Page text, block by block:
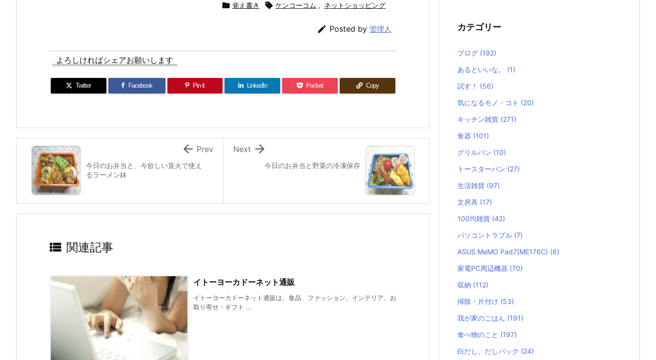
 覚え書き  ケンコーコム , ネットショッピング
 Posted by 管理人
よろしければシェアお願いします
Twitter Facebook Pin it LinkedIn Pocket Copy
今日のお弁当と野菜の冷凍保存

Next
今日のお弁当と、今欲しい直火で使え
るラーメン鉢
 Prev
 関連記事
イトーヨーカドーネット通販
イトーヨーカドーネット通販は、食品、ファッション、インテリア、お
取り寄せ・ギフト ...
カテゴリー
ブログ (192)
あるといいな。 (1)
試す！ (56)
気になるモノ・コト (20)
キッチン雑貨 (271)
食器 (101)
グリルパン (10)
トースターパン (27)
生活雑貨 (97)
文房具 (17)
100均雑貨 (42)
パソコントラブル (7)
ASUS MeMO Pad7(ME176C) (6)
家電PC周辺機器 (70)
収納 (112)
掃除・片付け (53)
我が家のごはん (191)
食べ物のこと (197)
白だし、だしパック (24)